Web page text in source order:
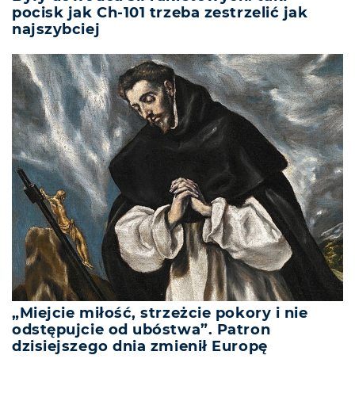
pocisk jak Ch-101 trzeba zestrzelić jak
najszybciej
„Miejcie miłość, strzeżcie pokory i nie
odstępujcie od ubóstwa”. Patron
dzisiejszego dnia zmienił Europę